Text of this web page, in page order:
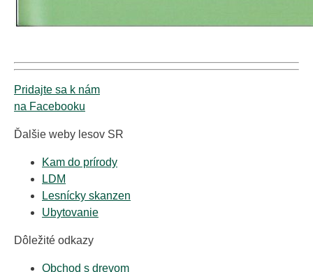
Pridajte sa k nám
na Facebooku
Ďalšie weby lesov SR
Kam do prírody
LDM
Lesnícky skanzen
Ubytovanie
Dôležité odkazy
Obchod s drevom